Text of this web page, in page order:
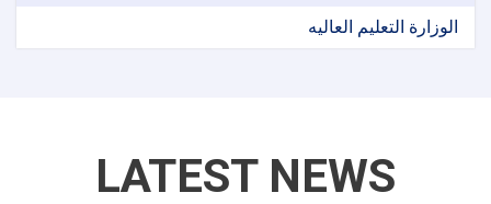
الوزارة التعلیم العالیه
LATEST NEWS